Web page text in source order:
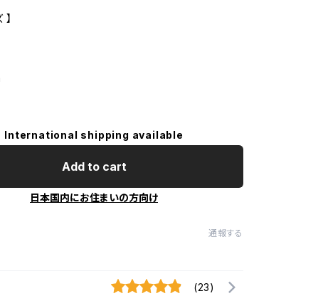
International shipping available
Add to cart
日本国内にお住まいの方向け
通報する
(23)